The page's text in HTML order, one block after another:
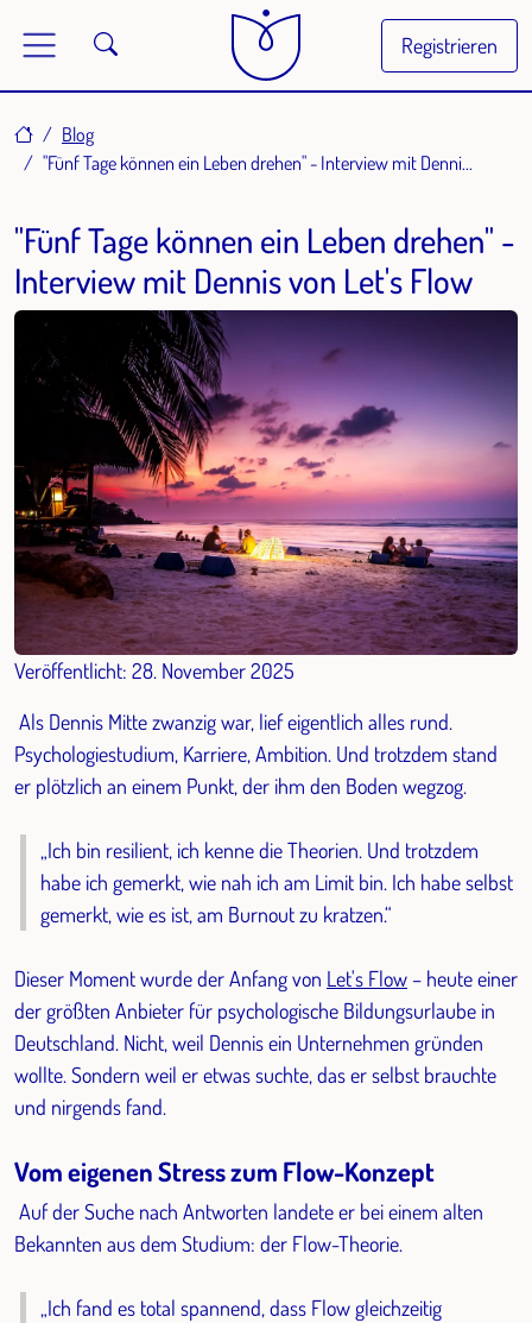
Registrieren
HomeBlog
"Fünf Tage können ein Leben drehen" - Interview mit Denni...
"Fünf Tage können ein Leben drehen" -
Interview mit Dennis von Let's Flow
Veröffentlicht: 28. November 2025
Als Dennis Mitte zwanzig war, lief eigentlich alles rund.
Psychologiestudium, Karriere, Ambition. Und trotzdem stand
er plötzlich an einem Punkt, der ihm den Boden wegzog.
„Ich bin resilient, ich kenne die Theorien. Und trotzdem
habe ich gemerkt, wie nah ich am Limit bin. Ich habe selbst
gemerkt, wie es ist, am Burnout zu kratzen.“
Dieser Moment wurde der Anfang von Let's Flow – heute einer
der größten Anbieter für psychologische Bildungsurlaube in
Deutschland. Nicht, weil Dennis ein Unternehmen gründen
wollte. Sondern weil er etwas suchte, das er selbst brauchte
und nirgends fand.
Vom eigenen Stress zum Flow-Konzept
Auf der Suche nach Antworten landete er bei einem alten
Bekannten aus dem Studium: der Flow-Theorie.
„Ich fand es total spannend, dass Flow gleichzeitig